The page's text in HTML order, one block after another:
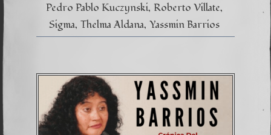
Pedro Pablo Kuczynski Roberto Villate
Sigma Thelma Aldana Yassmin Barrios